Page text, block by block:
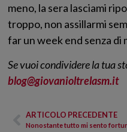
meno, la sera lasciami
troppo, non assillarmi
far un week end senza di
Se vuoi condividere la tua
blog@giovanioltrelasm.it
ARTICOLO PRECEDENTE